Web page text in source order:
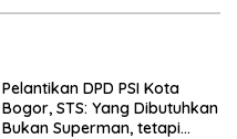
Pelantikan DPD PSI Kota
Bogor, STS: Yang Dibutuhkan
Bukan Superman, tetapi